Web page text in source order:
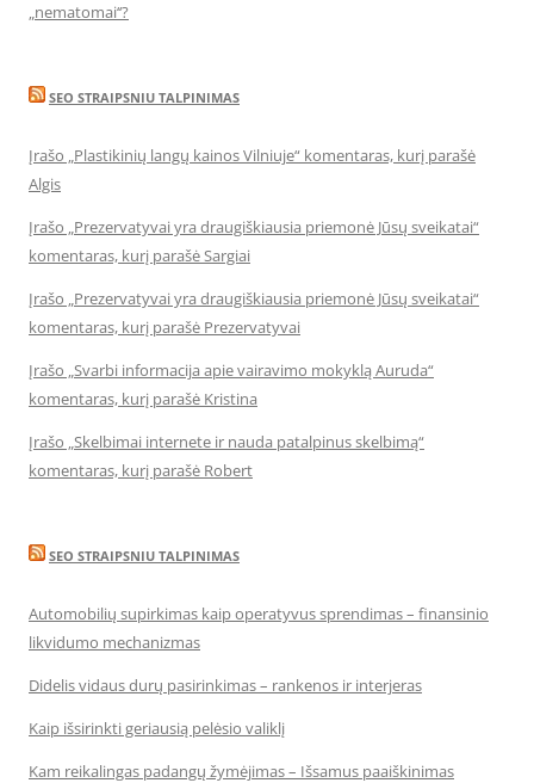
„nematomai‘‘?
SEO STRAIPSNIU TALPINIMAS
Įrašo „Plastikinių langų kainos Vilniuje“ komentaras, kurį parašė
Algis
Įrašo „Prezervatyvai yra draugiškiausia priemonė Jūsų sveikatai“
komentaras, kurį parašė Sargiai
Įrašo „Prezervatyvai yra draugiškiausia priemonė Jūsų sveikatai“
komentaras, kurį parašė Prezervatyvai
Įrašo „Svarbi informacija apie vairavimo mokyklą Auruda“
komentaras, kurį parašė Kristina
Įrašo „Skelbimai internete ir nauda patalpinus skelbimą“
komentaras, kurį parašė Robert
SEO STRAIPSNIU TALPINIMAS
Automobilių supirkimas kaip operatyvus sprendimas – finansinio
likvidumo mechanizmas
Didelis vidaus durų pasirinkimas – rankenos ir interjeras
Kaip išsirinkti geriausią pelėsio valiklį
Kam reikalingas padangų žymėjimas – Išsamus paaiškinimas